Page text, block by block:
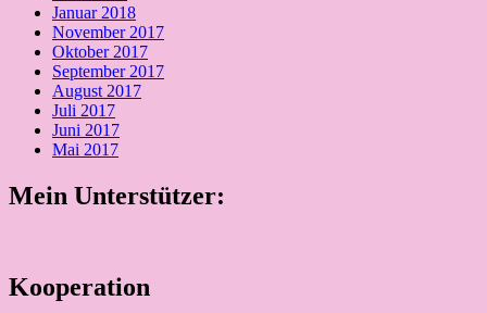
Januar 2018
November 2017
Oktober 2017
September 2017
August 2017
Juli 2017
Juni 2017
Mai 2017
Mein Unterstützer:
Kooperation